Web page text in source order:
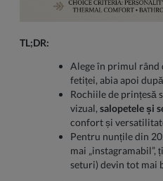
TL;DR:
Alege în primul
fetiței, abia apoi
Rochiile de prințesă
vizual, salopetele și
confort și
Pentru nunțile din
mai „instagramabil”,
seturi) devin tot mai